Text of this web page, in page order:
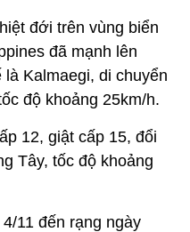
đới trên vùng biển
đã mạnh lên
Kalmaegi, di chuyển
độ khoảng 25km/h.
12, giật cấp 15, đổi
Tây, tốc độ khoảng
11 đến rạng ngày